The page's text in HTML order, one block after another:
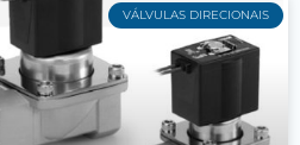
VÁLVULAS DIRECIONAIS